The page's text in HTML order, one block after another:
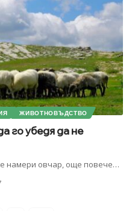
ЖИВОТНОВЪДСТВО
го убедя да не
намери овчар, още повече…